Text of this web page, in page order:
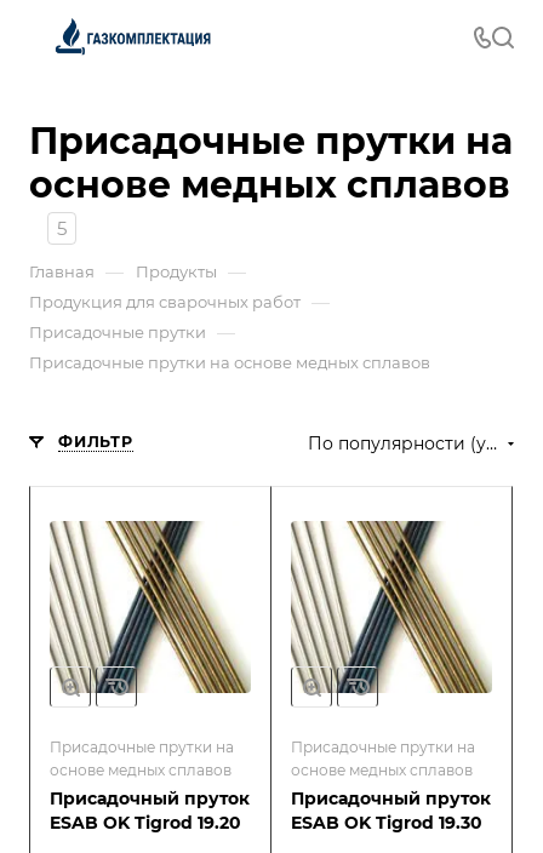
Присадочные прутки на
основе медных сплавов
5
Главная — Продукты —
Продукция для сварочных работ —
Присадочные прутки —
Присадочные прутки на основе медных сплавов
ФИЛЬТР По популярности (убывание)
Присадочные прутки на
основе медных сплавов
Присадочный пруток
ESAB OK Tigrod 19.20
Присадочные прутки на
основе медных сплавов
Присадочный пруток
ESAB OK Tigrod 19.30